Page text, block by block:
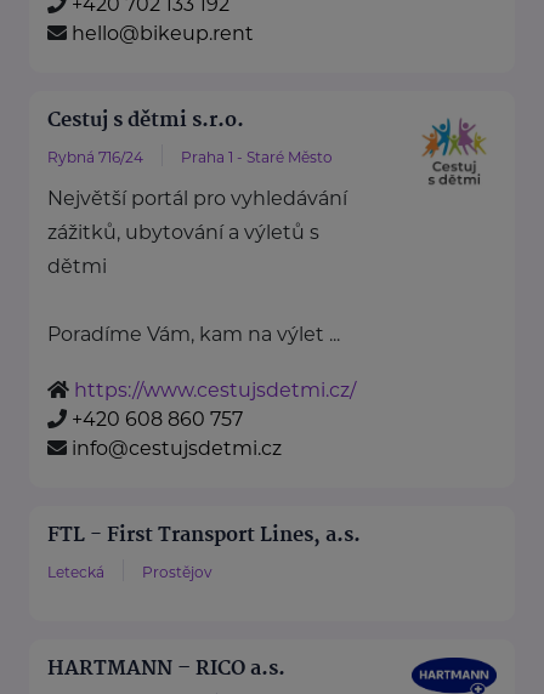
hello@bikeup.rent
Cestuj s dětmi s.r.o.
Rybná 716/24 Praha 1 - Staré Město
Největší portál pro vyhledávání
zážitků, ubytování a výletů s
dětmi
Poradíme Vám, kam na výlet ...
https://www.cestujsdetmi.cz/
+420 608 860 757
info@cestujsdetmi.cz
FTL - First Transport Lines, a.s.
Letecká Prostějov
HARTMANN – RICO a.s.